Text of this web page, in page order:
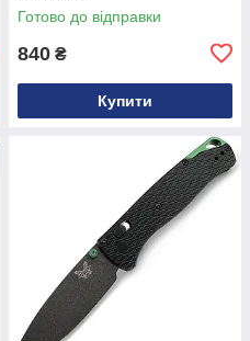
Готово до відправки
840 ₴
Купити